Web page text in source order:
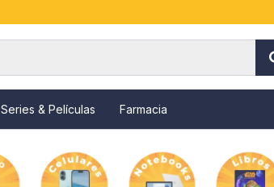
Series & Películas Farmacia